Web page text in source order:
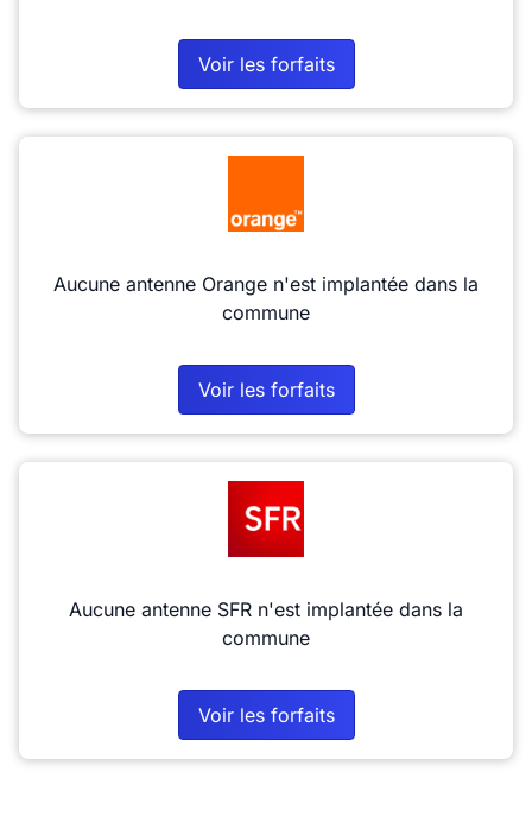
Voir les forfaits
Aucune antenne Orange n'est implantée dans la
commune
Voir les forfaits
Aucune antenne SFR n'est implantée dans la
commune
Voir les forfaits